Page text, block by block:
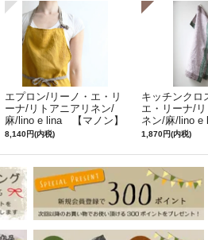
エプロン/リーノ・エ・リ
ーナ/リトアニアリネン/
麻/lino e lina 【マノン】
サフランイエロー
8,140円(内税)
キッチンクロ
エ・リーナ/
ネン/麻/lino
ルフィ】パー
1,870円(内税)